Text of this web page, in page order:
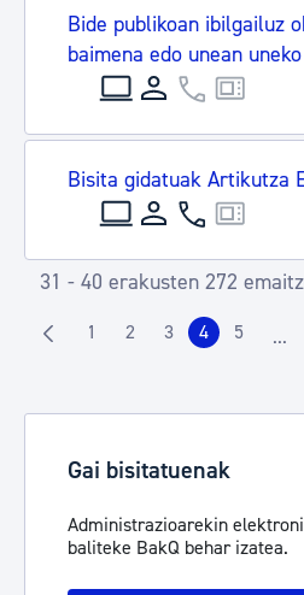
Bide publikoan ibilgailuz
baimena edo unean
Bisita gidatuak Artikutza
31 - 40 erakusten 272
Orrialdea
1 Orrialdea
2 Orrialdea
3 Orrialdea
4 5 ...
Gai bisitatuenak
Administrazioarekin
baliteke BakQ behar izatea.